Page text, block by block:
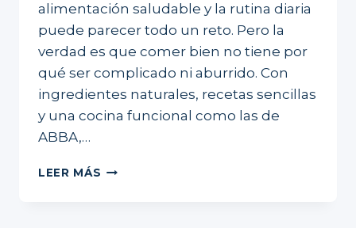
alimentación saludable y la rutina diaria
puede parecer todo un reto. Pero la
verdad es que comer bien no tiene por
qué ser complicado ni aburrido. Con
ingredientes naturales, recetas sencillas
y una cocina funcional como las de
ABBA,…
LEER MÁS